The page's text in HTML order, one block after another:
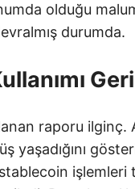
olduğu
durumda.
raporu
yaşadığını
işlemleri